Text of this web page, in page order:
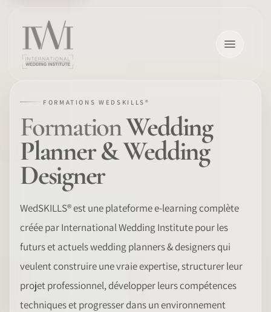
×
CARRIÈRES
FORMATION
LOGICIEL
FORMATIONS WEDSKILLS®
FormationWedding
Planner & Wedding
Designer
WedSKILLS® est une plateforme e-learning complète
créée par International Wedding Institute pour les
futurs et actuels wedding planners & designers qui
veulent construire une vraie expertise, structurer leur
projet professionnel, développer leurs compétences
techniques et progresser dans un environnement